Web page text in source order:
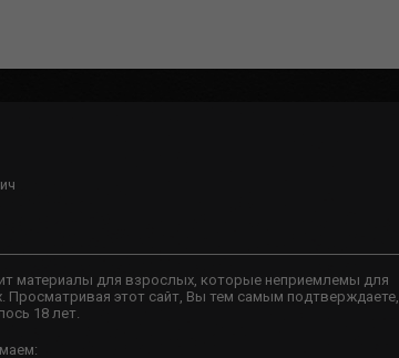
материалы для взрослых, которые неприемлемы для
Просматривая этот сайт, Вы тем самым подтверждаете,
18 лет.